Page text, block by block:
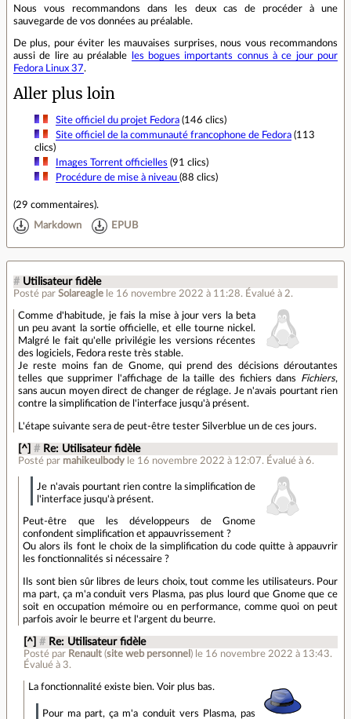
Nous vous recommandons dans les deux cas de procéder à une
sauvegarde de vos données au préalable.
De plus, pour éviter les mauvaises surprises, nous vous recommandons
aussi de lire au préalable
les bogues importants connus à ce jour pour
Fedora Linux 37.
Aller plus loin
Site officiel du projet Fedora(146 clics)
Site officiel de la communauté francophone de Fedora(113
clics)
Images Torrent officielles (91 clics)
Procédure de mise à niveau (88 clics)
(29 commentaires).
Markdown EPUB
# Utilisateur fidèle
Posté par Solareagle le 16 novembre 2022 à 11:28. Évalué à 2.
Comme d'habitude, je fais la mise à jour vers la beta
un peu avant la sortie officielle, et elle tourne nickel.
Malgré le fait qu'elle privilégie les versions récentes
des logiciels, Fedora reste très stable.
Je reste moins fan de Gnome, qui prend des décisions déroutantes
telles que supprimer l'affichage de la taille des fichiers dans Fichiers,
sans aucun moyen direct de changer de réglage. Je n'avais pourtant rien
contre la simplification de l'interface jusqu'à présent.
L'étape suivante sera de peut-être tester Silverblue un de ces jours.
[^] # Re: Utilisateur fidèle
Posté par mahikeulbody le 16 novembre 2022 à 12:07. Évalué à6.
Je n'avais pourtant rien contre la simplification de
l'interface jusqu'à présent.
Peut-être que les développeurs de Gnome
confondent simplification et appauvrissement ?
Ou alors ils font le choix de la simplification du code quitte à appauvrir
les fonctionnalités si nécessaire ?
Ils sont bien sûr libres de leurs choix, tout comme les utilisateurs. Pour
ma part, ça m'a conduit vers Plasma, pas plus lourd que Gnome que ce
soit en occupation mémoire ou en performance, comme quoi on peut
parfois avoir le beurre et l'argent du beurre.
[^] # Re: Utilisateur fidèle
Posté par Renault(site web personnel ) le 16 novembre 2022 à 13:43.
Évalué à 3.
La fonctionnalité existe bien. Voir plus bas.
Pour ma part, ça m'a conduit vers Plasma, pas